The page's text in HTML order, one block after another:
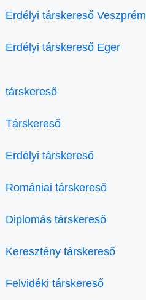
Erdélyi társkereső Veszprém
Erdélyi társkereső Eger
társkereső
Társkereső
Erdélyi társkereső
Romániai társkereső
Diplomás társkereső
Keresztény társkereső
Felvidéki társkereső